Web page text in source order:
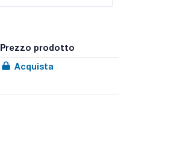
Prezzo prodotto
Acquista